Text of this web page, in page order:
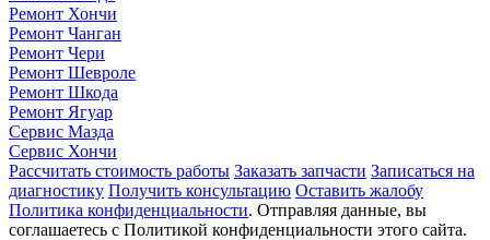
Ремонт Хончи
Ремонт Чанган
Ремонт Чери
Ремонт Шевроле
Ремонт Шкода
Ремонт Ягуар
Сервис Мазда
Сервис Хончи
Рассчитать стоимость работы Заказать запчасти Записаться на
диагностику Получить консультацию Оставить жалобу
Политика конфиденциальности. Отправляя данные, вы
соглашаетесь с Политикой конфиденциальности этого сайта.